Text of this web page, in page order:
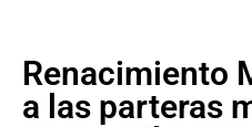
Renacimiento
a las parteras